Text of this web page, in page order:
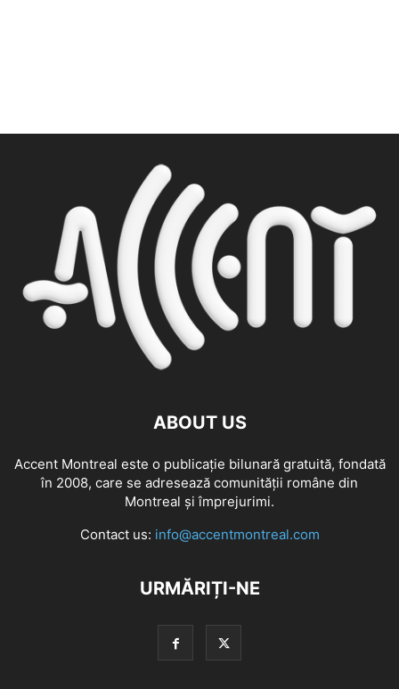
ABOUT US
Accent Montreal este o publicație bilunară gratuită, fondată
în 2008, care se adresează comunităţii române din
Montreal şi împrejurimi.
Contact us: info@accentmontreal.com
URMĂRIȚI-NE